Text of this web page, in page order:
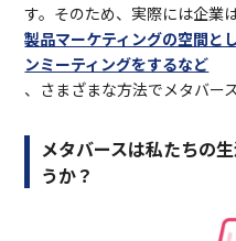
す。そのため、実際には企業
製品マーケティングの空間と
ンミーティングをするなど
、さまざまな方法でメタバー
メタバースは私たちの
うか？